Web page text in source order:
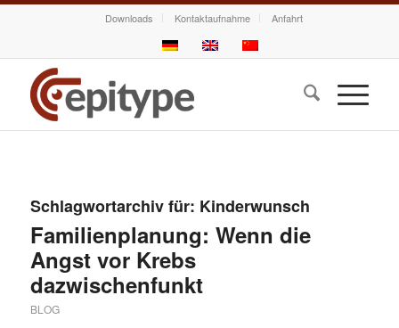
Downloads Kontaktaufnahme Anfahrt
Schlagwortarchiv für: Kinderwunsch
Familienplanung: Wenn die
Angst vor Krebs
dazwischenfunkt
BLOG